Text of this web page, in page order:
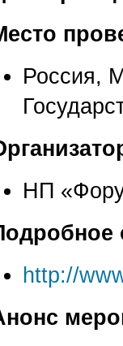
Россия,
НП
http://